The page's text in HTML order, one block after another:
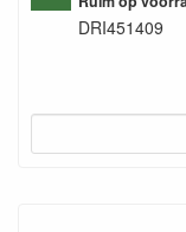
DRI451409